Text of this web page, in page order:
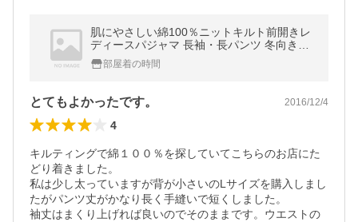
肌にやさしい綿100％ニットキルト前開きレ
ディースパジャマ 長袖・長パンツ 冬向き素
材 長袖 Sサイズ LLサイズあり
部屋着の時間
とてもよかったです。 2016/12/4
4
キルティングで綿１００％を探していてこちらのお店にた
どり着きました。
私は少し太っていますが背が小さいのLサイズを購入しまし
たがパンツ丈がかなり長く手縫いで短くしました。
袖丈はまくり上げれば良いのでそのままです。ウエストの